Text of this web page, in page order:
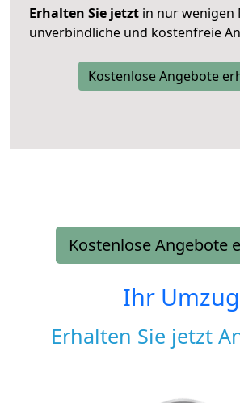
Erhalten Sie jetzt in nur wenigen
unverbindliche und kostenfreie
Kostenlose Angebote
Kostenlose Angebote
Ihr Umzug
Erhalten Sie jetzt